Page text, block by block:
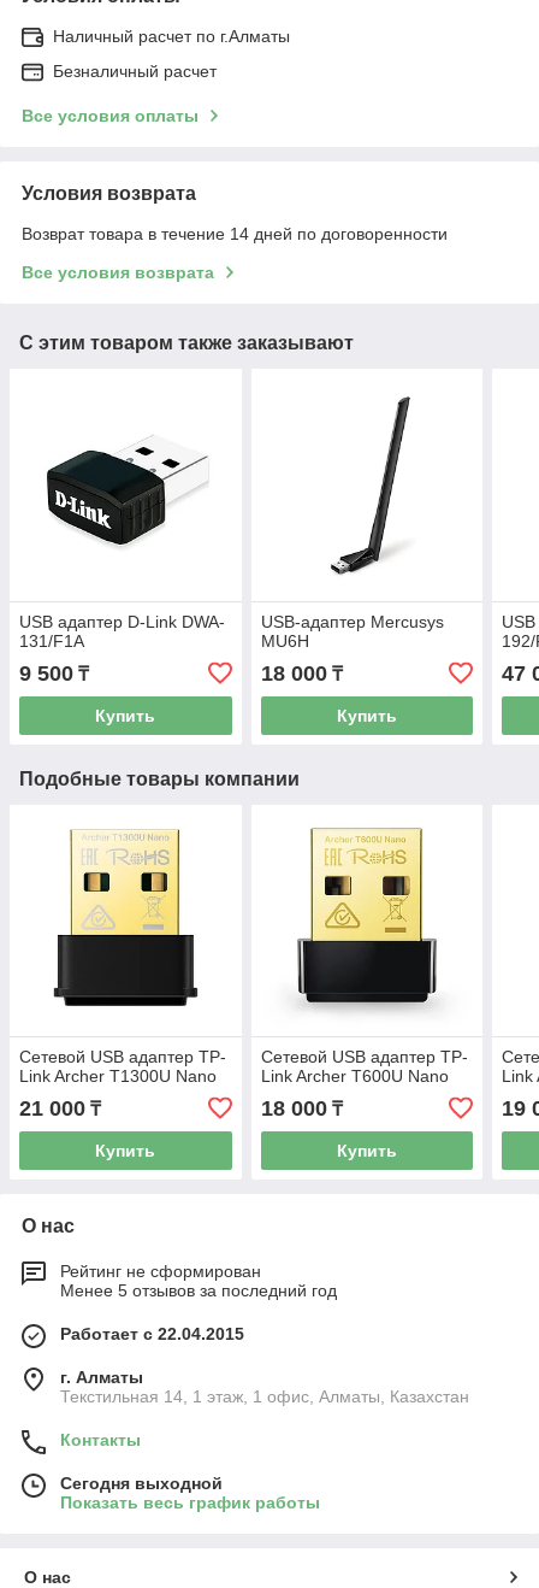
Наличный расчет по г.Алматы
Безналичный расчет
Все условия оплаты
Условия возврата
Возврат товара в течение 14 дней по договоренности
Все условия возврата
С этим товаром также заказывают
USB адаптер D-Link DWA-
131/F1A
9 500 ₸
Купить
USB-адаптер Mercusys
MU6H
18 000₸
Купить
192/
47
Подобные товары компании
Сетевой USB адаптер TP-
Link Archer T1300U Nano
21 000 ₸
Купить
Сетевой USB адаптер TP-
Link Archer T600U Nano
18 000₸
Купить
Link
19
О нас
Рейтинг не сформирован
Менее 5 отзывов за последний год
Работает с 22.04.2015
г. Алматы
Текстильная 14, 1 этаж, 1 офис, Алматы, Казахстан
Контакты
Сегодня выходной
Показать весь график работы
О нас